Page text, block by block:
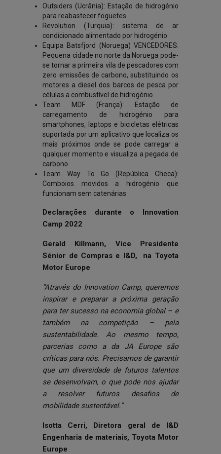
Outsiders (Ucrânia): Estação de hidrogénio
para reabastecer foguetes
Revolution (Turquia): sistema de ar
condicionado alimentado por hidrogénio
Equipa Batsfjord (Noruega) VENCEDORES:
Pequena cidade no norte da Noruega pode-
se tornar a primeira vila de pescadores com
zero emissões de carbono, substituindo os
motores a diesel dos barcos de pesca por
células a combustível de hidrogénio
Team MDF (França): Estação de
carregamento de hidrogénio para
smartphones, laptops e bicicletas elétricas
suportada por um aplicativo que localiza os
mais próximos onde se pode carregar a
qualquer momento e visualiza a pegada de
carbono
Team Way To Go (República Checa):
Comboios movidos a hidrogénio que
funcionam sem catenárias
Declarações durante o Innovation
Camp 2022
Gerald Killmann, Vice Presidente
Sénior de Compras e I&D, na Toyota
Motor Europe
“Através do Innovation Camp, queremos
inspirar e preparar a próxima geração
para ter sucesso na economia global – e
também na competição – pela
sustentabilidade. Ao mesmo tempo,
parcerias como a da JA Europe são
críticas para nós. Precisamos de garantir
que um diversidade de futuros talentos
se desenvolvam, o que pode nos ajudar
a resolver futuros desafios de
mobilidade sustentável.”
Isotta Cerri, Diretora geral de I&D
Engenharia de materiais, Toyota Motor
Europe